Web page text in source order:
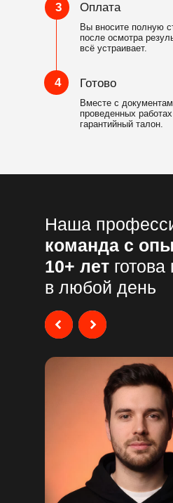
3
4
Оплата
Вы вносите полную
после осмотра
всё устраивает.
Готово
Вместе с
проведенных
гарантийный талон.
Наша
команда с
10+ лет
в любой день